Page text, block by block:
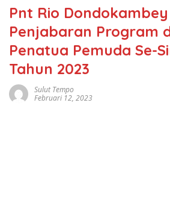
Pnt Rio
Penjabaran Program
Penatua Pemuda Se-
Tahun 2023
Sulut Tempo
Februari 12, 2023